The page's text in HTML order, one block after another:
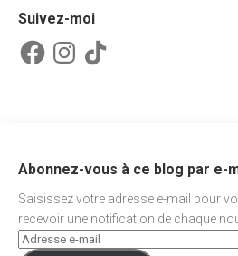
Suivez-moi
FacebookInstagram
TikTok
Abonnez-vous à ce blog par e-
Saisissez votre adresse e-mail pour
recevoir une notification de chaque